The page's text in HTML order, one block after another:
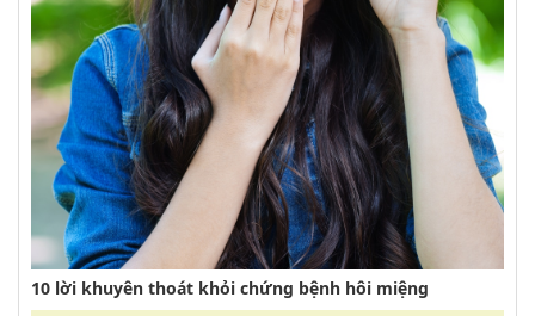
10 lời khuyên thoát khỏi chứng bệnh hôi miệng